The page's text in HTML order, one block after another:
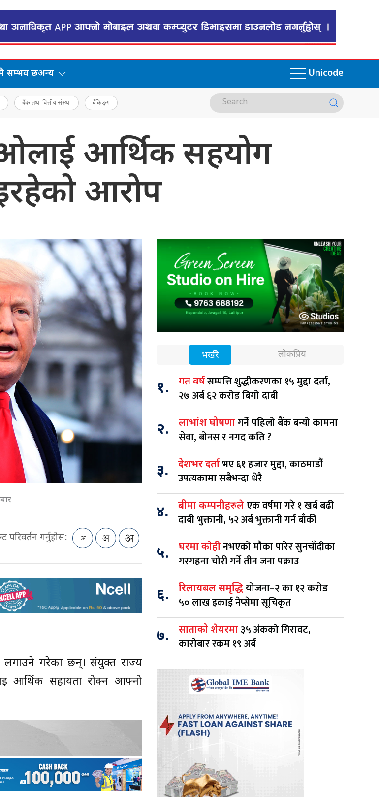
सम्भव छअन्य Unicode
बैंक तथा वित्तीय संस्था बैंकिङ्ग
आर्थिक सहयोग
आरोप
परिवर्तन गर्नुहोस:
लगाउने गरेका छन्। संयुक्त राज्य
आर्थिक सहायता रोक्न आफ्नो
भर्खरै लोकप्रिय
१. गत वर्षसम्पत्ति शुद्धीकरणका १५ मुद्दा दर्ता,
२७ अर्ब ६२ करोड बिगो दाबी
२. लाभांश घोषणागर्ने पहिलो बैंक बन्यो कामना
सेवा, बोनस र नगद कति ?
३. देशभर दर्ताभए ६१ हजार मुद्दा, काठमाडौं
उपत्यकामा सबैभन्दा धेरै
४. बीमा कम्पनीहरुलेएक वर्षमा गरे १ खर्ब बढी
दाबी भुक्तानी, ५२ अर्ब भुक्तानी गर्न बाँकी
५. घरमा कोहीनभएको मौका पारेर सुनचाँदीका
गरगहना चोरी गर्ने तीन जना पक्राउ
६. रिलायबल समृद्धियोजना–२ का १२ करोड
५० लाख इकाई नेप्सेमा सूचिकृत
७. साताको शेयरमा३५ अंकको गिरावट,
कारोबार रकम १९ अर्ब